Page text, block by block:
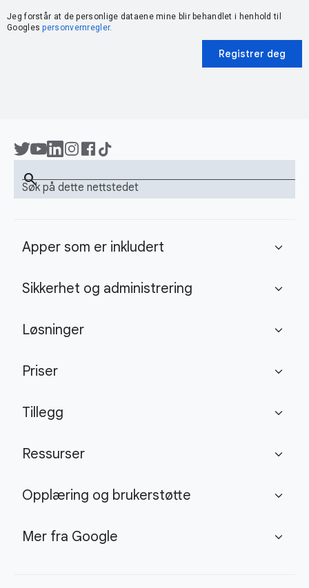
Jeg forstår at de personlige dataene mine blir behandlet i henhold til
Googlespersonvernregler.
Registrer deg
Søk på dette nettstedet
search
Apper som er inkludert expand_more
Sikkerhet og administrering expand_more
Løsninger expand_more
Priser expand_more
Tillegg expand_more
Ressurser expand_more
Opplæring og brukerstøtte expand_more
Mer fra Google expand_more